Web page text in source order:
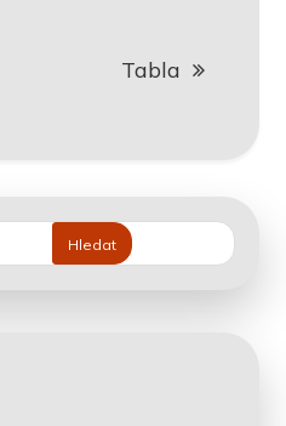
Tabla
Hledat